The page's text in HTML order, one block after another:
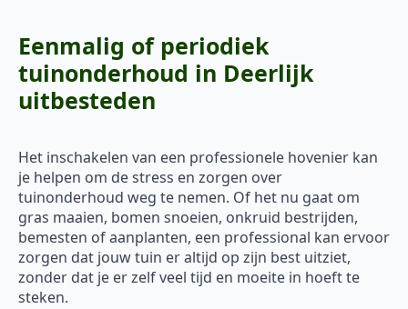
Eenmalig of periodiek
tuinonderhoud in Deerlijk
uitbesteden
Het inschakelen van een professionele hovenier kan
je helpen om de stress en zorgen over
tuinonderhoud weg te nemen. Of het nu gaat om
gras maaien, bomen snoeien, onkruid bestrijden,
bemesten of aanplanten, een professional kan ervoor
zorgen dat jouw tuin er altijd op zijn best uitziet,
zonder dat je er zelf veel tijd en moeite in hoeft te
steken.